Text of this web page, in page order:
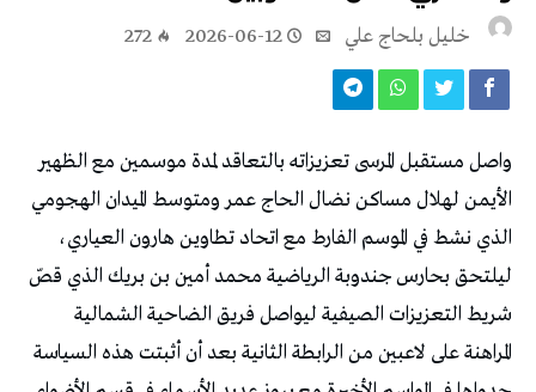
خليل‭ ‬بلحاج‭ ‬علي 2026-06-12
272
واصل مستقبل المرسى تعزيزاته بالتعاقد لمدة موسمين مع الظهير
الأيمن لهلال مساكن نضال الحاج عمر ومتوسط الميدان الهجومي
الذي نشط في الموسم الفارط مع اتحاد تطاوين هارون العياري،
ليلتحق بحارس جندوبة الرياضية محمد أمين بن بريك الذي قصّ
شريط التعزيزات الصيفية ليواصل فريق الضاحية الشمالية
المراهنة على لاعبين من الرابطة الثانية بعد أن أثبتت هذه السياسة